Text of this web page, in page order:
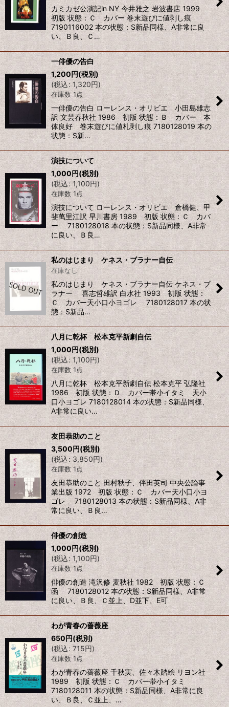
カミカゼ公演記in NY 今井雅之 岩波書店 1999
初版 状態：Ｃ カバー 巻末遊びに値剥し痕
7190116002 本の状態：S新品同様、A非常に良
い、Ｂ良、Ｃ…
一俳優の告白
1,200円(税別)
(税込: 1,320円)
在庫数 1点
一俳優の告白 ローレンス・オリビエ 小田島雄志
訳 文芸春秋社 1986 初版 状態：Ｂ カバー 本
体良好 巻末遊びに値札剥し痕 7180128019 本の
状態：S新…
演技について
1,000円(税別)
(税込: 1,100円)
在庫数 1点
演技について ローレンス・オリビエ 倉橋健、甲
斐萬里江訳 早川書房 1989 初版 状態：Ｃ カバ
ー 7180128018 本の状態：S新品同様、A非常
に良い、Ｂ良…
私のはじまり ケネス・ブラナー自伝
在庫なし
私のはじまり ケネス・ブラナー自伝 ケネス・ブ
ラナー 喜志哲雄訳 白水社 1993 初版 状態：
Ｃ カバー天小口小ヨゴレ 7180128017 本の状
態：S新品…
八月に乾杯 松本克平新劇自伝
1,000円(税別)
(税込: 1,100円)
在庫数 1点
八月に乾杯 松本克平新劇自伝 松本克平 弘隆社
1986 初版 状態：Ｄ カバー帯小イタミ 天小
口小ヨゴレ 7180128014 本の状態：S新品同様、
A非常に良い…
友田恭助のこと
3,500円(税別)
(税込: 3,850円)
在庫数 1点
友田恭助のこと 田村秋子、伴田英司 中央公論事
業出版 1972 初版 状態：Ｃ カバー天小口小ヨ
ゴレ 7180128013 本の状態：S新品同様、A非
常に良い、Ｂ良…
俳優の創造
1,000円(税別)
(税込: 1,100円)
在庫数 1点
俳優の創造 滝沢修 麦秋社 1982 初版 状態：Ｃ
函 7180128012 本の状態：S新品同様、A非常
に良い、Ｂ良、Ｃ並上、D並下、E可
わが青春の薔薇座
650円(税別)
(税込: 715円)
在庫数 1点
わが青春の薔薇座 千秋実、佐々木踏絵 リヨン社
1989 初版 状態：Ｃ カバー帯小イタミ
7180128011 本の状態：S新品同様、A非常に良
い、Ｂ良、Ｃ並上、…